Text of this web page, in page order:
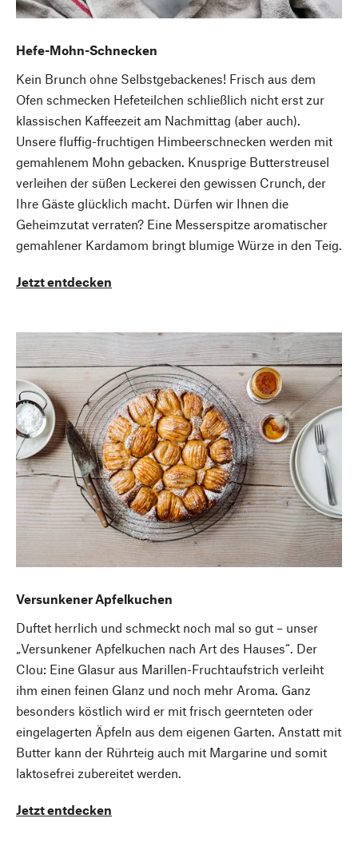
Hefe-Mohn-Schnecken
Kein Brunch ohne Selbstgebackenes! Frisch aus dem
Ofen schmecken Hefeteilchen schließlich nicht erst zur
klassischen Kaffeezeit am Nachmittag (aber auch).
Unsere fluffig-fruchtigen Himbeerschnecken werden mit
gemahlenem Mohn gebacken. Knusprige Butterstreusel
verleihen der süßen Leckerei den gewissen Crunch, der
Ihre Gäste glücklich macht. Dürfen wir Ihnen die
Geheimzutat verraten? Eine Messerspitze aromatischer
gemahlener Kardamom bringt blumige Würze in den Teig.
Jetzt entdecken
Versunkener Apfelkuchen
Duftet herrlich und schmeckt noch mal so gut – unser
„Versunkener Apfelkuchen nach Art des Hauses“. Der
Clou: Eine Glasur aus Marillen-Fruchtaufstrich verleiht
ihm einen feinen Glanz und noch mehr Aroma. Ganz
besonders köstlich wird er mit frisch geernteten oder
eingelagerten Äpfeln aus dem eigenen Garten. Anstatt mit
Butter kann der Rührteig auch mit Margarine und somit
laktosefrei zubereitet werden.
Jetzt entdecken